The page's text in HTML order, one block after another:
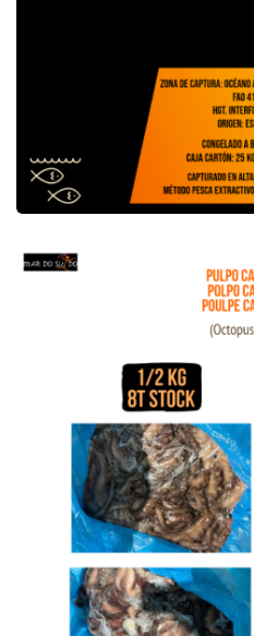
Offre de Poulpe Cantabrique